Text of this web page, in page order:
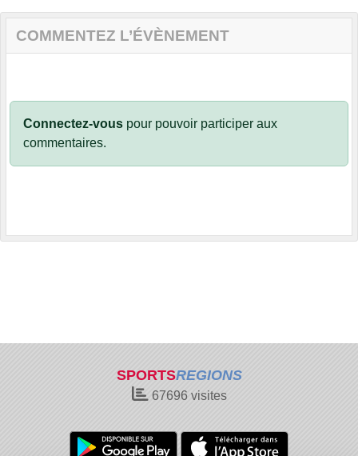
COMMENTEZ L’ÉVÈNEMENT
Connectez-vous pour pouvoir participer aux
commentaires.
SPORTSREGIONS
67696visites